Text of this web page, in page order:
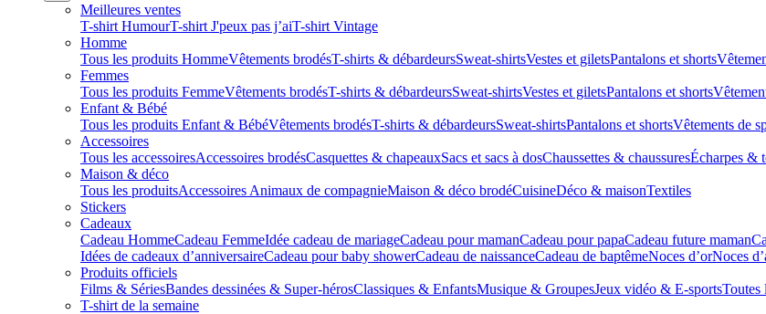
Meilleures ventes
T-shirt HumourT-shirt J'peux pas j’aiT-shirt Vintage
Homme
Tous les produits HommeVêtements brodésT-shirts & débardeursSweat-shirtsVestes et giletsPantalons et shorts
Femmes
Tous les produits FemmeVêtements brodésT-shirts & débardeursSweat-shirtsVestes et giletsPantalons et shorts
Enfant & Bébé
Tous les produits Enfant & BébéVêtements brodésT-shirts & débardeursSweat-shirtsPantalons et shortsVêtements de
Accessoires
Tous les accessoiresAccessoires brodésCasquettes & chapeauxSacs et sacs à dosChaussettes & chaussuresÉcharpes &
Maison & déco
Tous les produitsAccessoires Animaux de compagnieMaison & déco brodéCuisineDéco & maisonTextiles
Stickers
Cadeaux
Cadeau HommeCadeau FemmeIdée cadeau de mariage​Cadeau pour mamanCadeau pour papaCadeau future maman
Idées de cadeaux d’anniversaireCadeau pour baby showerCadeau de naissanceCadeau de baptêmeNoces d’orNoces
Produits officiels
Films & SériesBandes dessinées & Super-hérosClassiques & EnfantsMusique & GroupesJeux vidéo & E-sportsToutes
T-shirt de la semaine